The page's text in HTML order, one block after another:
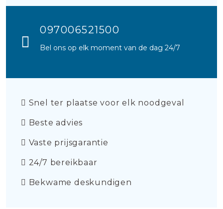
097006521500
Bel ons op elk moment van de dag 24/7
Snel ter plaatse voor elk noodgeval
Beste advies
Vaste prijsgarantie
24/7 bereikbaar
Bekwame deskundigen